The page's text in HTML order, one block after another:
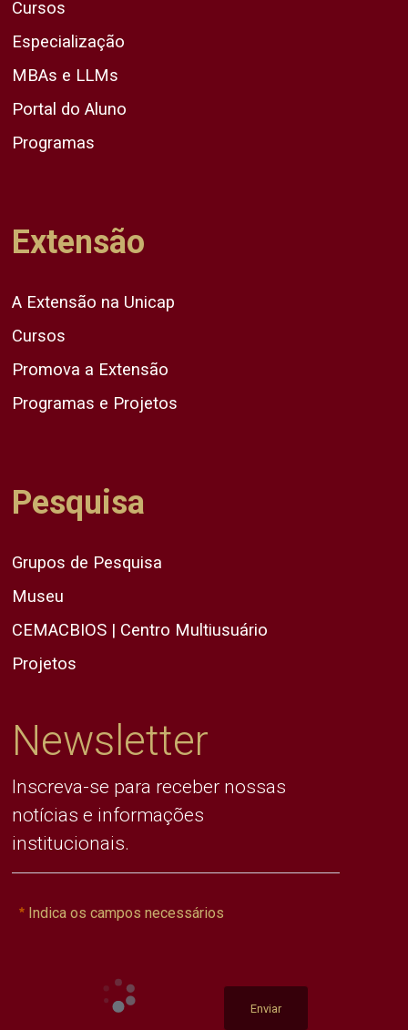
Cursos
Especialização
MBAs e LLMs
Portal do Aluno
Programas
Extensão
A Extensão na Unicap
Cursos
Promova a Extensão
Programas e Projetos
Pesquisa
Grupos de Pesquisa
Museu
CEMACBIOS | Centro Multiusuário
Projetos
Newsletter
Inscreva-se para receber nossas
notícias e informações
institucionais.
Indica os campos necessários
Enviar